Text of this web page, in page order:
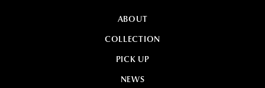
ABOUT
COLLECTION
PICK UP
NEWS